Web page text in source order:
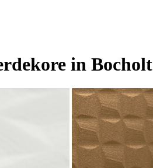
in Bocholt